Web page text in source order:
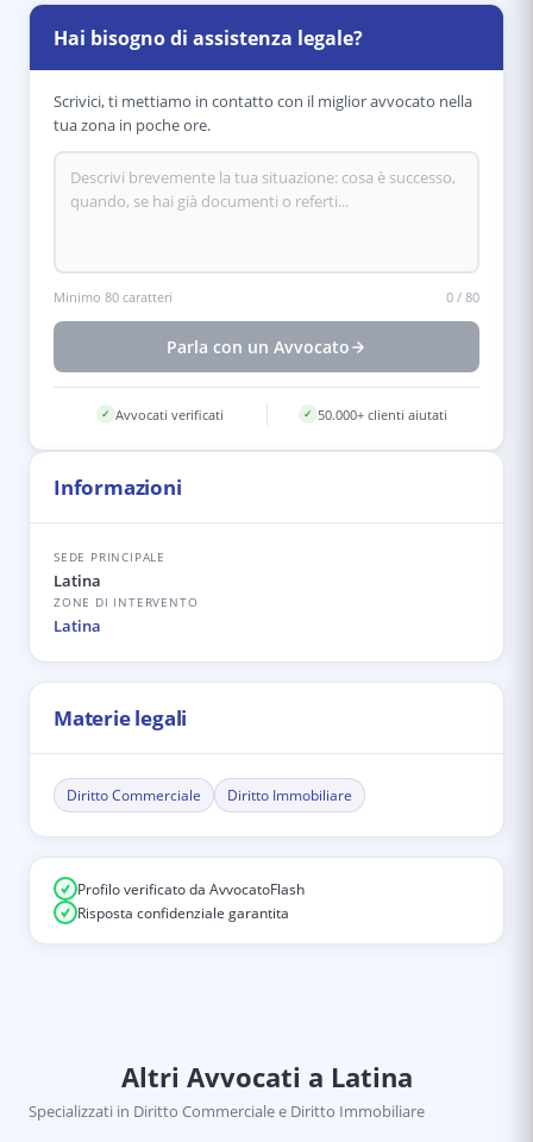
Hai bisogno di assistenza legale?
Scrivici, ti mettiamo in contatto con il miglior avvocato nella
tua zona in poche ore.
Minimo 80 caratteri 0 / 80
Parla con un Avvocato
✓ Avvocati verificati ✓ 50.000+ clienti aiutati
Informazioni
SEDE PRINCIPALE
Latina
ZONE DI INTERVENTO
Latina
Materie legali
Diritto Commerciale Diritto Immobiliare
Profilo verificato da AvvocatoFlash
Risposta confidenziale garantita
Altri Avvocati a Latina
Specializzati in Diritto Commerciale e Diritto Immobiliare